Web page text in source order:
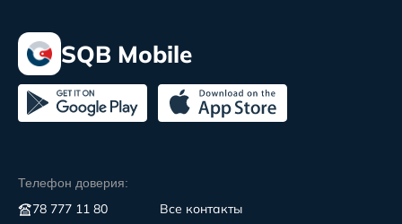
SQB Mobile
Телефон доверия:
78 777 11 80 Все контакты